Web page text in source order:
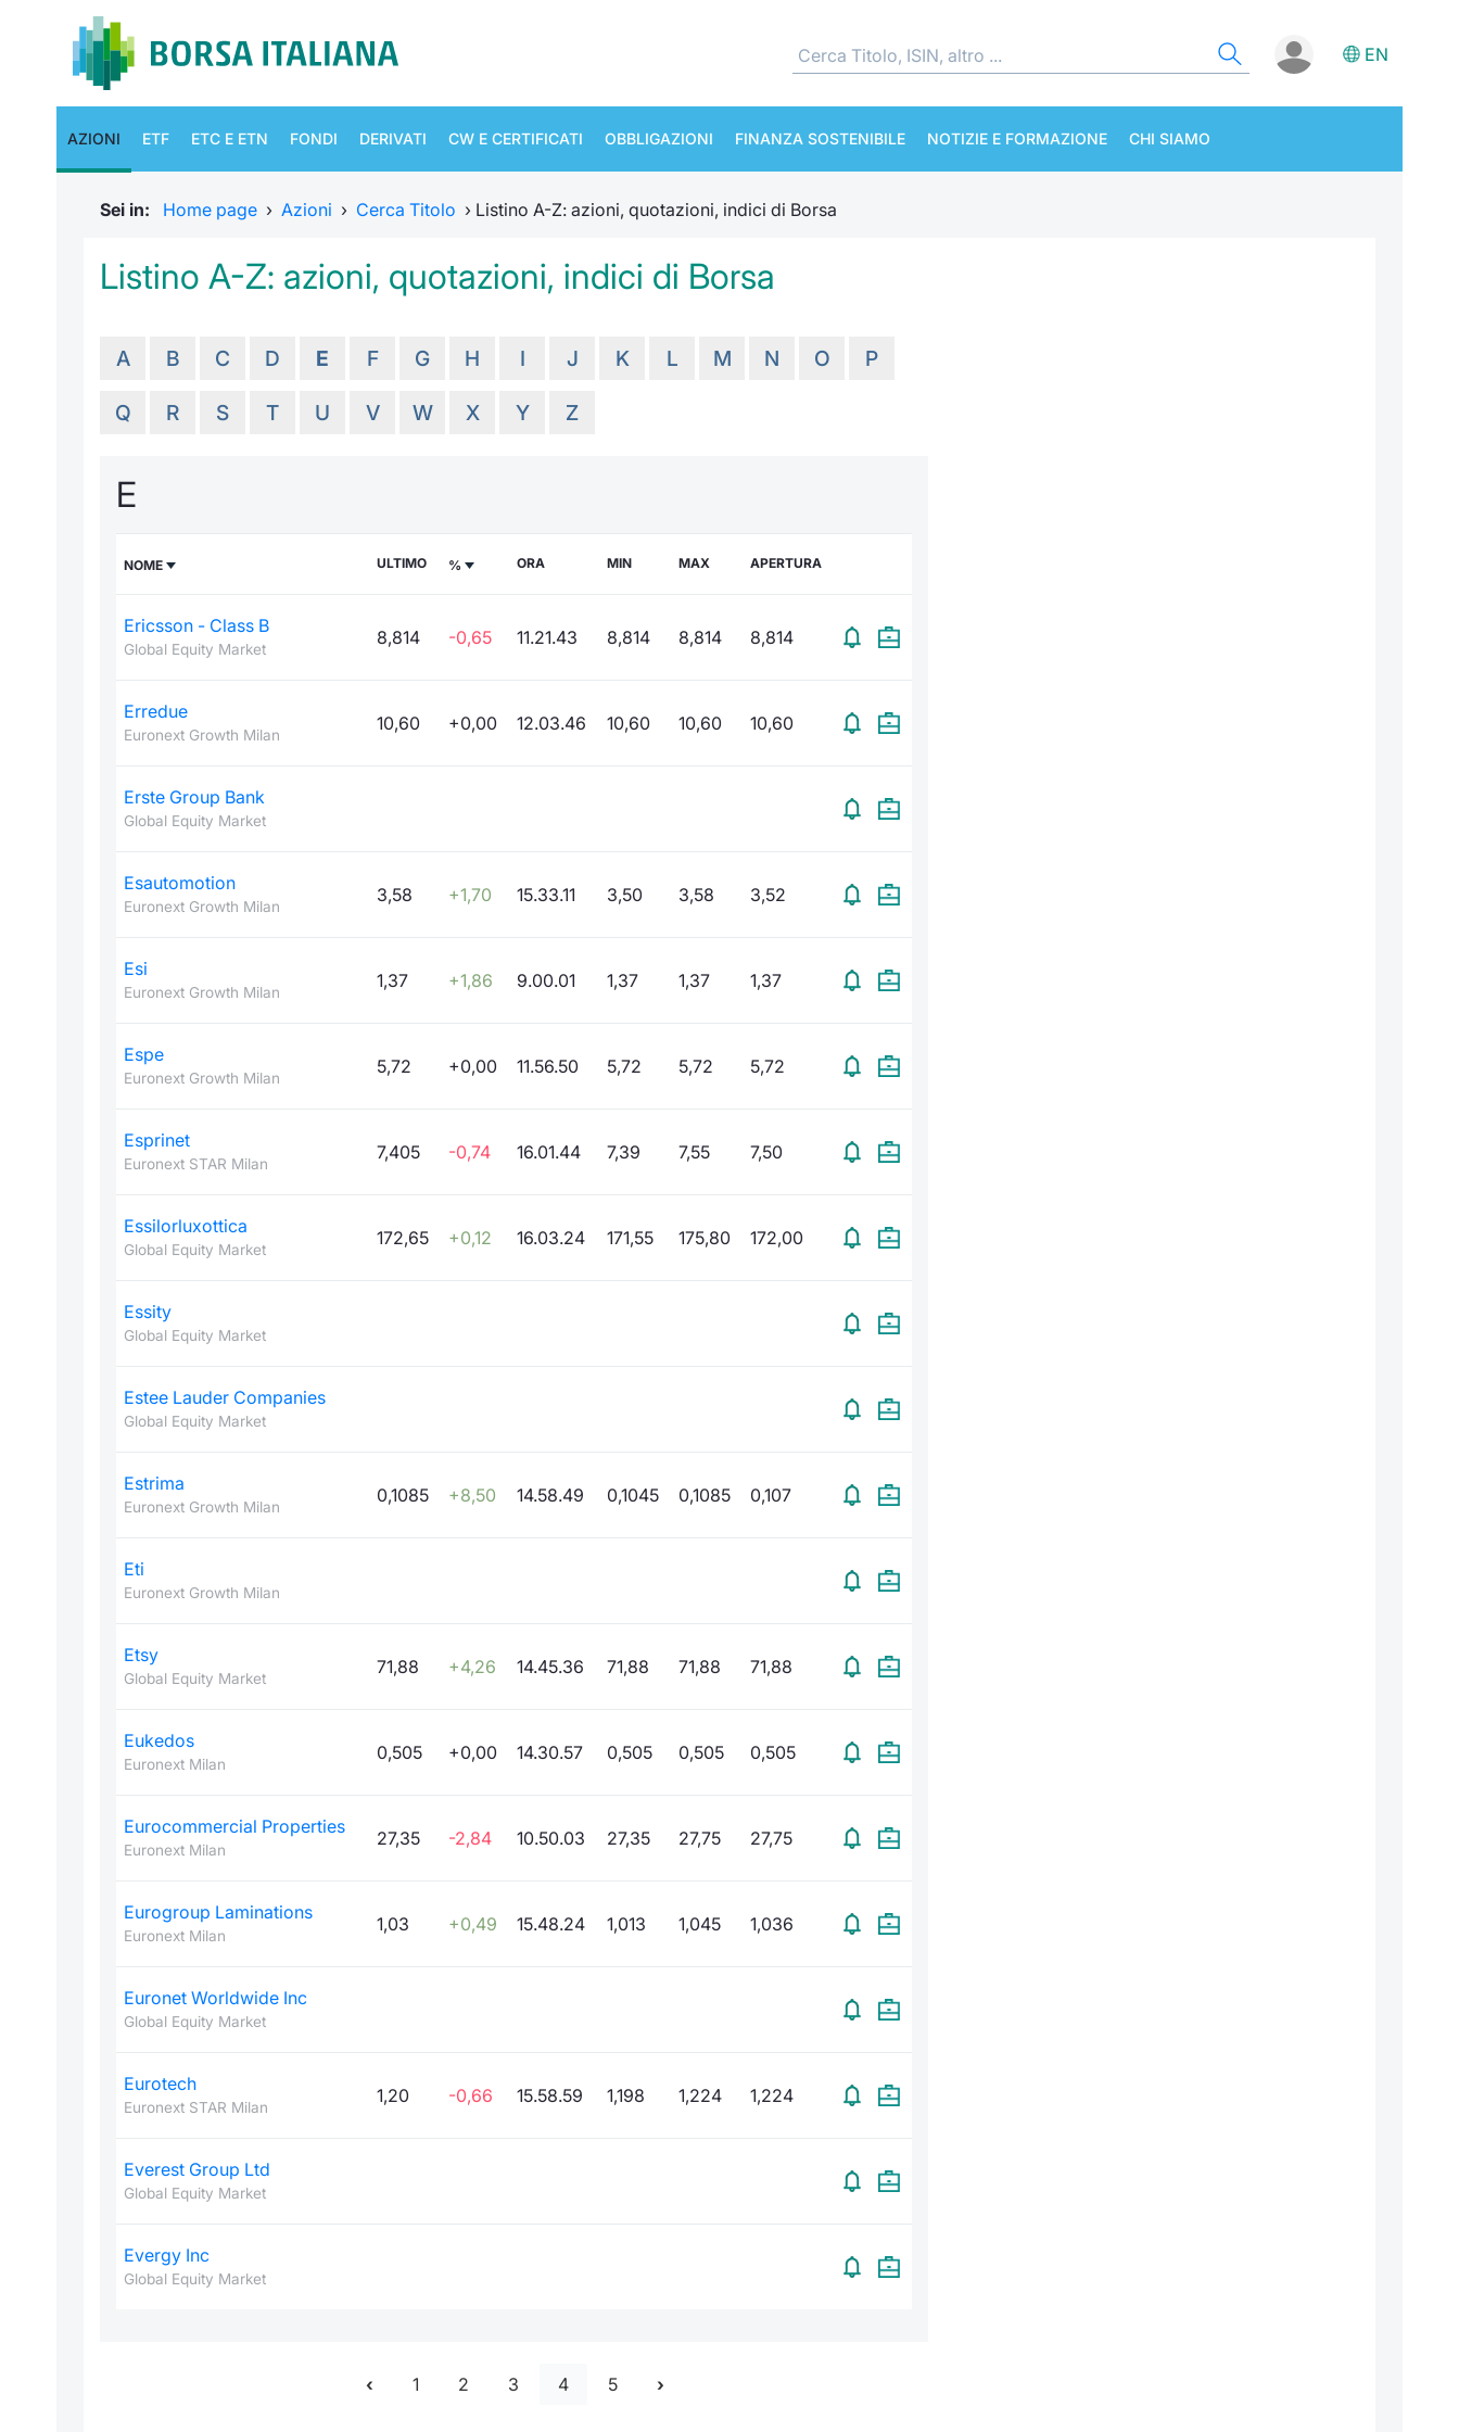
EN
AZIONI ETF ETC E ETN FONDI DERIVATI CW E CERTIFICATI OBBLIGAZIONI FINANZA SOSTENIBILE NOTIZIE E FORMAZIONE CHI SIAMO
Sei in: Home page › Azioni › Cerca Titolo › Listino A-Z: azioni, quotazioni, indici di Borsa
Listino A-Z: azioni, quotazioni, indici di Borsa
A B C D E F G H I J K L M N O P
Q R S T U V W X Y Z
E
NOME ULTIMO % ORA MIN MAX APERTURA
Ericsson - Class B
Global Equity Market
8,814 -0,65 11.21.43 8,814 8,814 8,814
Erredue
Euronext Growth Milan
10,60 +0,00 12.03.46 10,60 10,60 10,60
Erste Group Bank
Global Equity Market
Esautomotion
Euronext Growth Milan
3,58 +1,70 15.33.11 3,50 3,58 3,52
Esi
Euronext Growth Milan
1,37 +1,86 9.00.01 1,37 1,37 1,37
Espe
Euronext Growth Milan
5,72 +0,00 11.56.50 5,72 5,72 5,72
Esprinet
Euronext STAR Milan
7,405 -0,74 16.01.44 7,39 7,55 7,50
Essilorluxottica
Global Equity Market
172,65 +0,12 16.03.24 171,55 175,80 172,00
Essity
Global Equity Market
Estee Lauder Companies
Global Equity Market
Estrima
Euronext Growth Milan
0,1085 +8,50 14.58.49 0,1045 0,1085 0,107
Eti
Euronext Growth Milan
Etsy
Global Equity Market
71,88 +4,26 14.45.36 71,88 71,88 71,88
Eukedos
Euronext Milan
0,505 +0,00 14.30.57 0,505 0,505 0,505
Eurocommercial Properties
Euronext Milan
27,35 -2,84 10.50.03 27,35 27,75 27,75
Eurogroup Laminations
Euronext Milan
1,03 +0,49 15.48.24 1,013 1,045 1,036
Euronet Worldwide Inc
Global Equity Market
Eurotech
Euronext STAR Milan
1,20 -0,66 15.58.59 1,198 1,224 1,224
Everest Group Ltd
Global Equity Market
Evergy Inc
Global Equity Market
1 2 3 4 5